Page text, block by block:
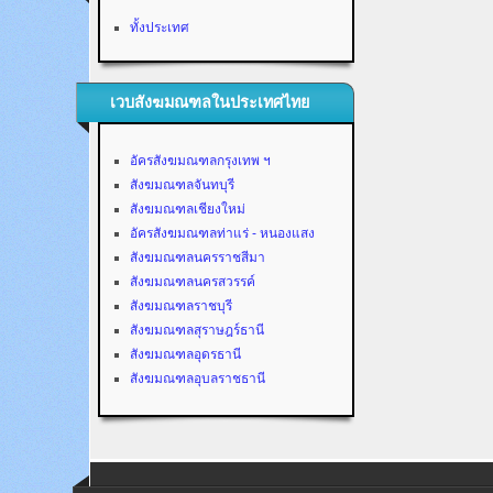
ทั้งประเทศ
เวบสังฆมณฑลในประเทศไทย
อัครสังฆมณฑลกรุงเทพ ฯ
สังฆมณฑลจันทบุรี
สังฆมณฑลเชียงใหม่
อัครสังฆมณฑลท่าแร่ - หนองแสง
สังฆมณฑลนครราชสีมา
สังฆมณฑลนครสวรรค์
สังฆมณฑลราชบุรี
สังฆมณฑลสุราษฎร์ธานี
สังฆมณฑลอุดรธานี
สังฆมณฑลอุบลราชธานี